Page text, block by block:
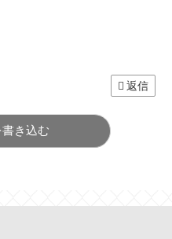
返信
き込む